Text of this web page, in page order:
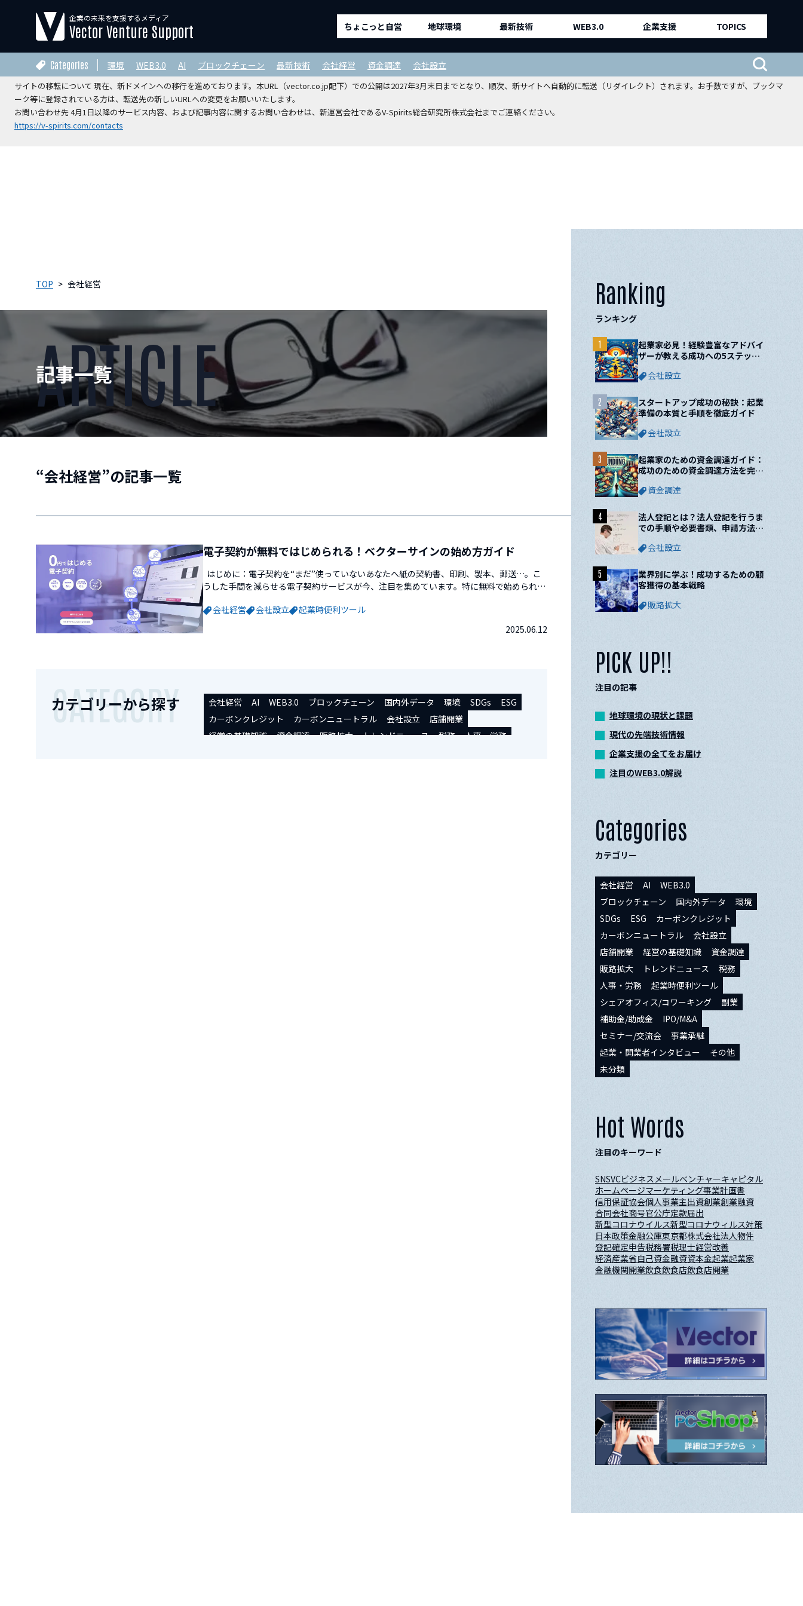
【運営会社変更のお知らせ】
2026年4月1日をもちまして、本サイトの運営は株式会社ベクターホールディングスホールディングスから
V-Spirits総合研究所株式会社
サイトの移転について 現在、新ドメインへの移行を進めております。本URL（vector.co.jp配下）での公開は2027年3月末日までとなり、順次、新サイトへ自動的に転送（リダイレクト）されます。お手数ですが、ブックマ
ーク等に登録されている方は、転送先の新しいURLへの変更をお願いいたします。
お問い合わせ先 4月1日以降のサービス内容、および記事内容に関するお問い合わせは、新運営会社であるV-Spirits総合研究所株式会社までご連絡ください。
https://v-spirits.com/contacts
企業の未来を支援するメディア
Vector Venture Support ちょこっと自営 地球環境 最新技術 WEB3.0 企業支援 TOPICS
Categories 環境 WEB3.0 AI ブロックチェーン 最新技術 会社経営 資金調達 会社設立
TOP 会社経営
記事一覧
ARTICLE
“会社経営”の記事一覧
電子契約が無料ではじめられる！ベクターサインの始め方ガイド
はじめに：電子契約を“まだ”使っていないあなたへ紙の契約書、印刷、製本、郵送…。こ
うした手間を減らせる電子契約サービスが今、注目を集めています。特に無料で始められる
契約（電子署名）」というスマートな選択に切り替えています。そしてその中でも、「無料
会社経営 会社設立
起業時便利ツール
2025.06.12
カテゴリーから探す
CATEGORY 会社経営 AI WEB3.0 ブロックチェーン 国内外データ 環境 SDGs
ESG
カーボンクレジット
カーボンニュートラル 会社設立
店舗開業
経営の基礎知識
資金調達 販路拡大 トレンドニュース 税務
人事・労務
Ranking
ランキング
起業家必見！経験豊富なアドバイ
ザーが教える成功への5ステップ
会社設立
1
スタートアップ成功の秘訣：起業
準備の本質と手順を徹底ガイド
会社設立
2
起業家のための資金調達ガイド：
成功のための資金調達方法を完全
資金調達
3
法人登記とは？法人登記を行うま
での手順や必要書類、申請方法に
会社設立
4
業界別に学ぶ！成功するための顧
客獲得の基本戦略
販路拡大
5
PICK UP!!
注目の記事
地球環境の現状と課題
現代の先端技術情報
企業支援の全てをお届け
注目のWEB3.0解説
Categories
カテゴリー
会社経営 AI
WEB3.0
ブロックチェーン
国内外データ
環境
SDGs
ESG
カーボンクレジット
カーボンニュートラル
会社設立
店舗開業
経営の基礎知識
資金調達
販路拡大
トレンドニュース
税務
人事・労務
起業時便利ツール
シェアオフィス/コワーキング
副業
補助金/助成金
IPO/M&A
セミナー/交流会
事業承継
起業・開業者インタビュー
その他
未分類
Hot Words
注目のキーワード
SNSVCビジネスメールベンチャーキャピタル
ホームページマーケティング事業計画書
信用保証協会個人事業主出資創業創業融資
合同会社商号官公庁定款届出
新型コロナウイルス新型コロナウィルス対策
日本政策金融公庫東京都株式会社法人物件
登記確定申告税務署税理士経営改善
経済産業省自己資金融資資本金起業起業家
金融機関開業飲食飲食店飲食店開業